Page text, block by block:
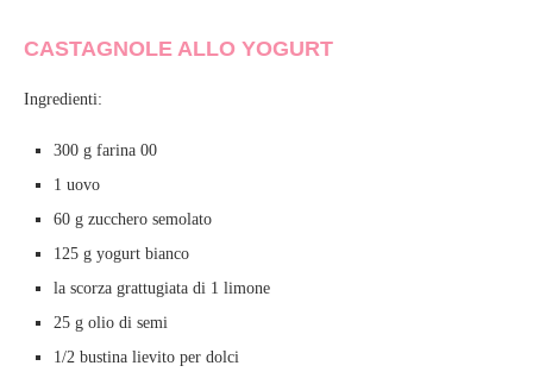
CASTAGNOLE ALLO YOGURT
Ingredienti:
300 g farina 00
1 uovo
60 g zucchero semolato
125 g yogurt bianco
la scorza grattugiata di 1 limone
25 g olio di semi
1/2 bustina lievito per dolci